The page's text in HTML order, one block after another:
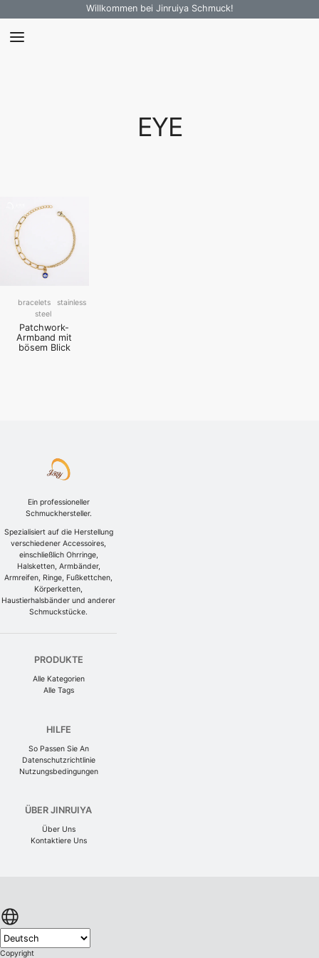
Willkommen bei Jinruiya Schmuck!
EYE
bracelets
stainless
steel
Patchwork-
Armband mit
bösem Blick
Ein professioneller
Schmuckhersteller.
Spezialisiert auf die Herstellung
verschiedener Accessoires,
einschließlich Ohrringe,
Halsketten, Armbänder,
Armreifen, Ringe, Fußkettchen,
Körperketten,
Haustierhalsbänder und anderer
Schmuckstücke.
PRODUKTE
Alle Kategorien
Alle Tags
HILFE
So Passen Sie An
Datenschutzrichtlinie
Nutzungsbedingungen
ÜBER JINRUIYA
Über Uns
Kontaktiere Uns
Copyright